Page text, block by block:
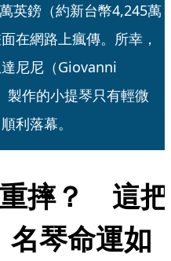
英鎊（約新台幣4,245萬
在網路上瘋傳。所幸，
尼尼（Giovanni
作的小提琴只有輕微
利落幕。
摔？　這把
名琴命運如